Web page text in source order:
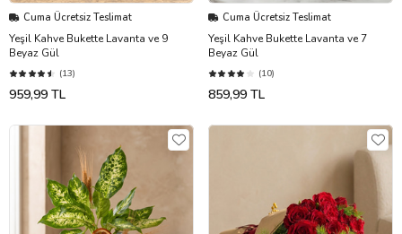
Cuma Ücretsiz Teslimat
Yeşil Kahve Bukette Lavanta ve 9
Beyaz Gül
(13)
959,99 TL
Cuma Ücretsiz Teslimat
Yeşil Kahve Bukette Lavanta ve 7
Beyaz Gül
(10)
859,99 TL